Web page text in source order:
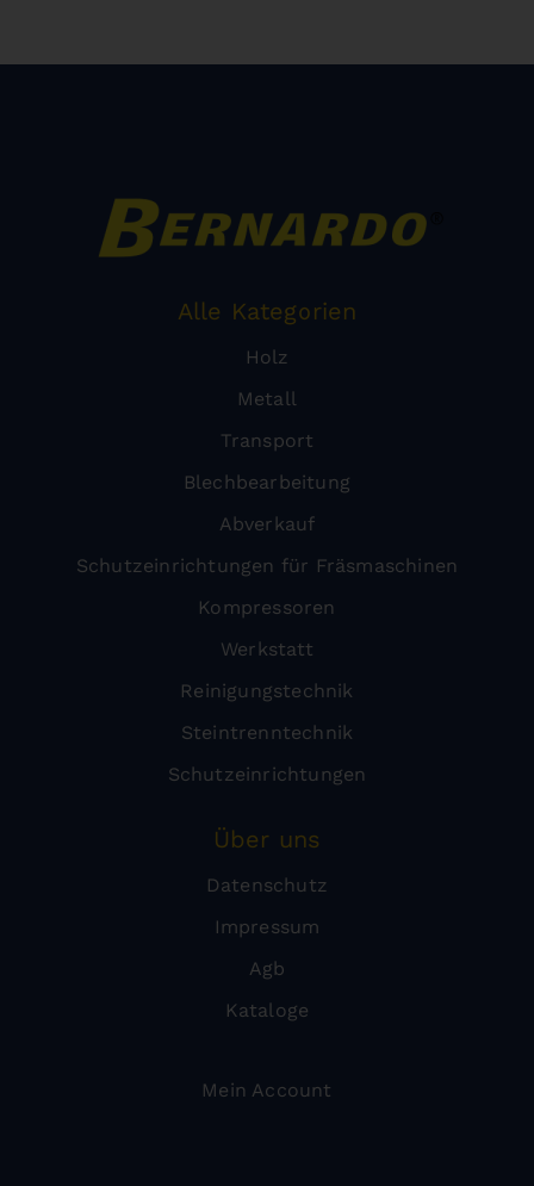
Alle Kategorien
Holz
Metall
Transport
Blechbearbeitung
Abverkauf
Schutzeinrichtungen für Fräsmaschinen
Kompressoren
Werkstatt
Reinigungstechnik
Steintrenntechnik
Schutzeinrichtungen
Über uns
Datenschutz
Impressum
Agb
Kataloge
Mein Account